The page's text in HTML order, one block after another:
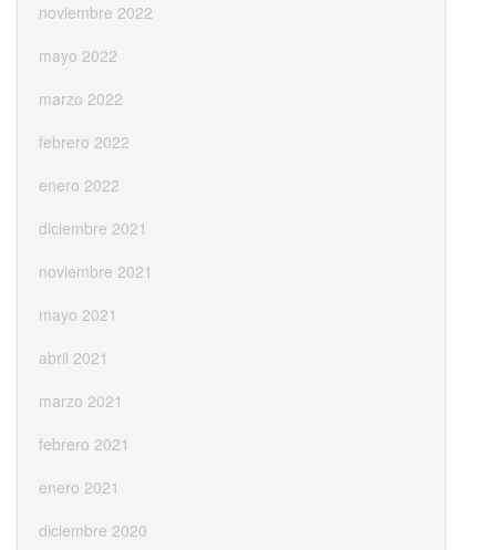
noviembre 2022
mayo 2022
marzo 2022
febrero 2022
enero 2022
diciembre 2021
noviembre 2021
mayo 2021
abril 2021
marzo 2021
febrero 2021
enero 2021
diciembre 2020